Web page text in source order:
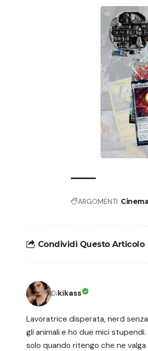
ARGOMENTI: Cinema
Condividi Questo Articolo
Dikikass
Lavoratrice disperata, nerd
gli animali e ho due mici
solo quando ritengo che ne valga